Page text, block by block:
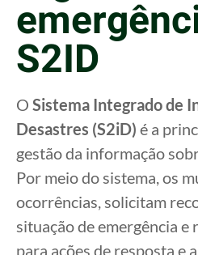
S2ID
O Sistema Integrado de
Desastres (S2iD) é a
gestão da informação
Por meio do sistema, os
ocorrências, solicitam
situação de emergência e
para ações de resposta e